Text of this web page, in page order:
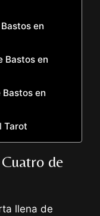
en
Bastos en
en
Tarot
de
llena de